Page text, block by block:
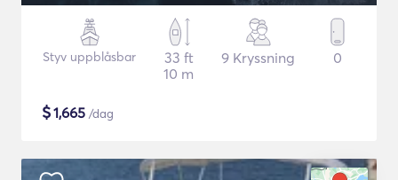
Styv uppblåsbar
33 ft
10 m
9 Kryssning 0
$1,665 /dag